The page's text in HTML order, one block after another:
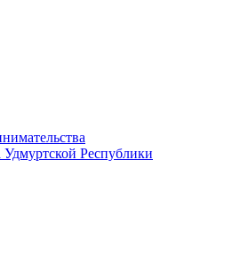
Удмуртской Республики